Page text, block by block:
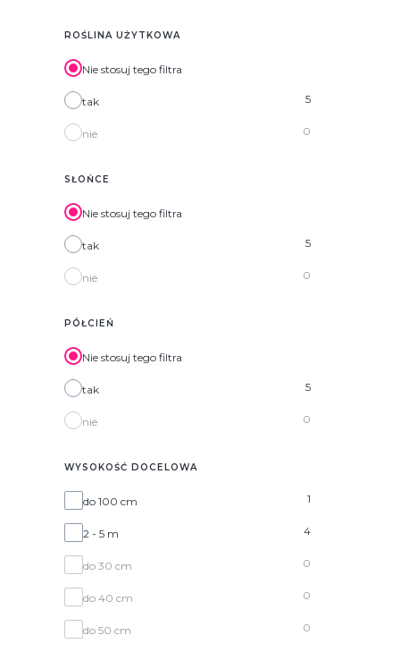
ROŚLINA UŻYTKOWA
Nie stosuj tego filtra
tak 5
nie 0
SŁOŃCE
Nie stosuj tego filtra
tak 5
nie 0
PÓŁCIEŃ
Nie stosuj tego filtra
tak 5
nie 0
WYSOKOŚĆ DOCELOWA
Wysokość docelowa
do 100 cm 1
2 - 5 m 4
do 30 cm 0
do 40 cm 0
do 50 cm 0